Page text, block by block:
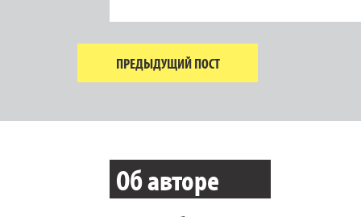
ПРЕДЫДУЩИЙ ПОСТ
Об авторе